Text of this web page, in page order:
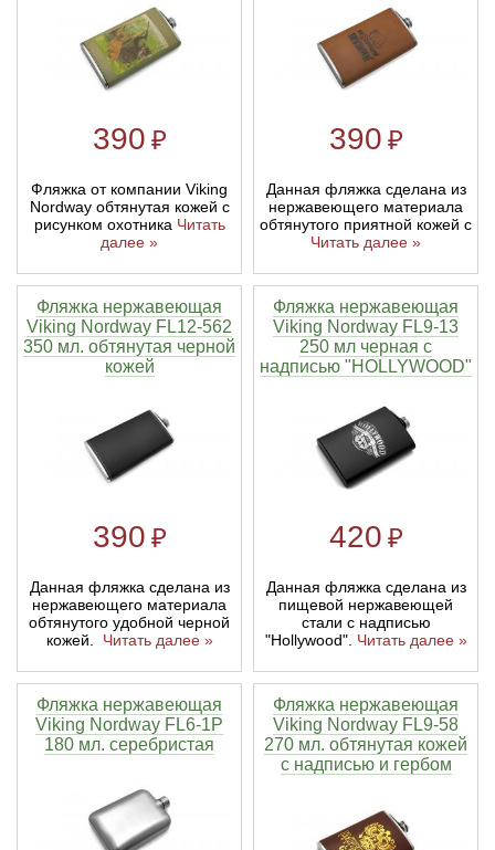
390 ₽
Фляжка от компании Viking
Nordway обтянутая кожей с
рисунком охотника Читать
далее »
390 ₽
Данная фляжка сделана из
нержавеющего материала
обтянутого приятной кожей с
Читать далее »
Фляжка нержавеющая
Viking Nordway FL12-562
350 мл. обтянутая черной
кожей
390 ₽
Данная фляжка сделана из
нержавеющего материала
обтянутого удобной черной
кожей. Читать далее »
Фляжка нержавеющая
Viking Nordway FL9-13
250 мл черная с
надписью "HOLLYWOOD"
420 ₽
Данная фляжка сделана из
пищевой нержавеющей
стали с надписью
"Hollywood". Читать далее »
Фляжка нержавеющая
Viking Nordway FL6-1P
180 мл. серебристая
Фляжка нержавеющая
Viking Nordway FL9-58
270 мл. обтянутая кожей
с надписью и гербом